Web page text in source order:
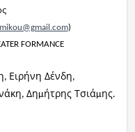
)
FORMANCE
, Ειρήνη Δένδη,
, Δημήτρης Τσιάμης.